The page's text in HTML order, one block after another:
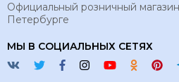
Официальный розничный
Петербурге
МЫ В СОЦИАЛЬНЫХ СЕТЯХ